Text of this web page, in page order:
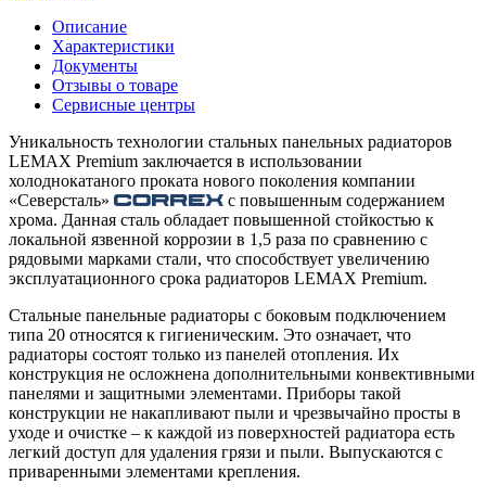
Описание
Характеристики
Документы
Отзывы о товаре
Сервисные центры
Уникальность технологии стальных панельных радиаторов
LEMAX Premium заключается в использовании
холоднокатаного проката нового поколения компании
«Северсталь»
с повышенным содержанием
хрома. Данная сталь обладает повышенной стойкостью к
локальной язвенной коррозии в 1,5 раза по сравнению с
рядовыми марками стали, что способствует увеличению
эксплуатационного срока радиаторов LEMAX Premium.
Стальные панельные радиаторы с боковым подключением
типа 20 относятся к гигиеническим. Это означает, что
радиаторы состоят только из панелей отопления. Их
конструкция не осложнена дополнительными конвективными
панелями и защитными элементами. Приборы такой
конструкции не накапливают пыли и чрезвычайно просты в
уходе и очистке – к каждой из поверхностей радиатора есть
легкий доступ для удаления грязи и пыли. Выпускаются с
приваренными элементами крепления.